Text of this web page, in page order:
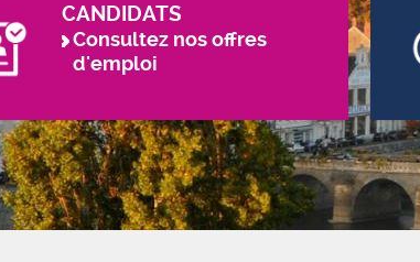
CANDIDATS
Consultez nos offres
d'emploi